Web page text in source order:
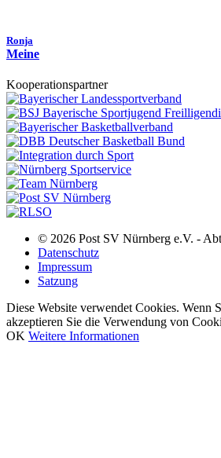
Ronja
Meine
Kooperationspartner
© 2026 Post SV Nürnberg e.V. -
Datenschutz
Impressum
Satzung
Diese Website verwendet Cookies. Wenn
akzeptieren Sie die Verwendung von
OK Weitere Informationen